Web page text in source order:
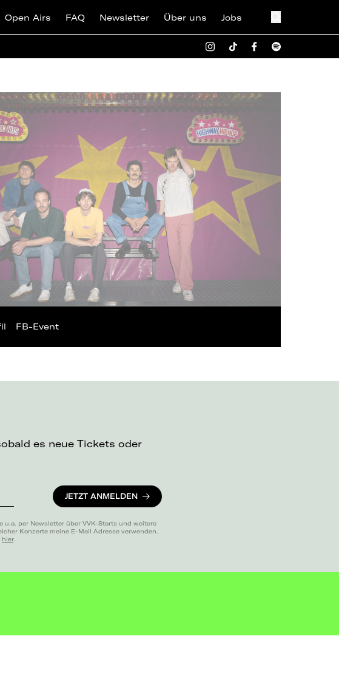
Open Airs FAQ Newsletter Über uns Jobs
FB-Event
es neue Tickets oder
JETZT ANMELDEN
u.a. per Newsletter über VVK-Starts und weitere
Konzerte meine E-Mail Adresse verwenden.
hier.